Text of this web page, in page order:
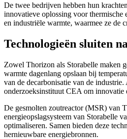
De twee bedrijven hebben hun
innovatieve oplossing voor thermische
en industriële warmte, waarmee ze de
Technologieën sluiten
Zowel Thorizon als Storabelle maken
warmte dagenlang opslaan bij
van de decarbonisatie van de
onderzoeksinstituut CEA om innovatie
De gesmolten zoutreactor (MSR) van
energieopslagsysteem van Storabelle
optimaliseren. Samen bieden deze
hernieuwbare energiebronnen.